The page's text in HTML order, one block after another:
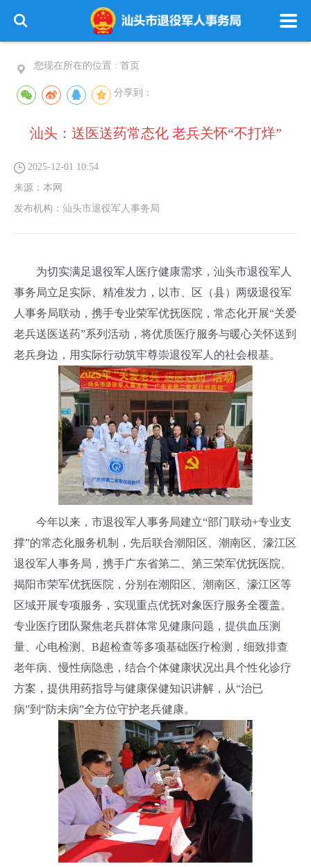
您现在所在的位置 : 首页
分享到：
汕头：送医送药常态化 老兵关怀“不打烊”
2025-12-01 10:54
来源： 本网
发布机构： 汕头市退役军人事务局
为切实满足退役军人医疗健康需求，汕头市退役军人
事务局立足实际、精准发力，以市、区（县）两级退役军
人事务局联动，携手专业荣军优抚医院，常态化开展“关爱
老兵送医送药”系列活动，将优质医疗服务与暖心关怀送到
老兵身边，用实际行动筑牢尊崇退役军人的社会根基。
今年以来，市退役军人事务局建立“部门联动+专业支
撑”的常态化服务机制，先后联合潮阳区、潮南区、濠江区
退役军人事务局，携手广东省第二、第三荣军优抚医院、
揭阳市荣军优抚医院，分别在潮阳区、潮南区、濠江区等
区域开展专项服务，实现重点优抚对象医疗服务全覆盖。
专业医疗团队聚焦老兵群体常见健康问题，提供血压测
量、心电检测、B超检查等多项基础医疗检测，细致排查
老年病、慢性病隐患，结合个体健康状况出具个性化诊疗
方案，提供用药指导与健康保健知识讲解，从“治已
病”到“防未病”全方位守护老兵健康。